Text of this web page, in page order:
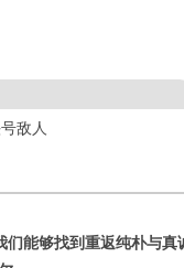
敌人
能够找到重返纯朴与